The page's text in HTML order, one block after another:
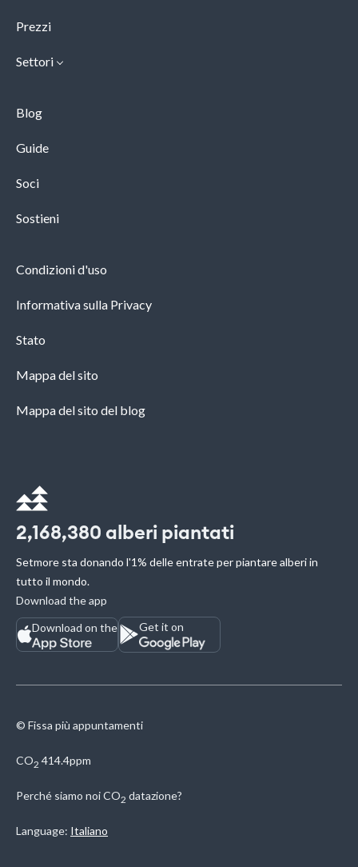
Prezzi
Settori
Blog
Guide
Soci
Sostieni
Condizioni d'uso
Informativa sulla Privacy
Stato
Mappa del sito
Mappa del sito del blog
2,168,380 alberi piantati
Setmore sta donando l'1% delle entrate per piantare alberi in
tutto il mondo.
Download the app
Download on the
Get it on
© Fissa più appuntamenti
CO2 414.4ppm
Perché siamo noiCO2 datazione?
Language: Italiano